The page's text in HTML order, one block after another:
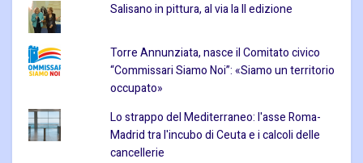
Salisano in pittura, al via la II edizione
Torre Annunziata, nasce il Comitato civico
“Commissari Siamo Noi”: «Siamo un territorio
occupato»
Lo strappo del Mediterraneo: l'asse Roma-
Madrid tra l'incubo di Ceuta e i calcoli delle
cancellerie